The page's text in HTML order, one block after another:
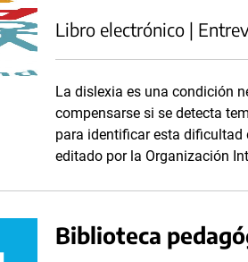
Libro electrónico |
La dislexia es una condición
compensarse si se detecta
para identificar esta dificultad
editado por la Organización
Biblioteca